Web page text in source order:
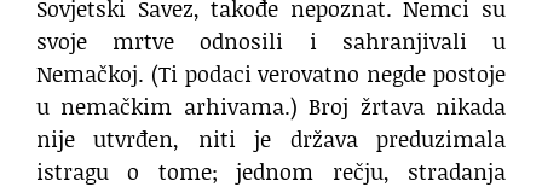
Sovjetski Savez, takođe nepoznat. Nemci su
svoje mrtve odnosili i sahranjivali u
Nemačkoj. (Ti podaci verovatno negde postoje
u nemačkim arhivama.) Broj žrtava nikada
nije utvrđen, niti je država preduzimala
istragu o tome; jednom rečju, stradanja